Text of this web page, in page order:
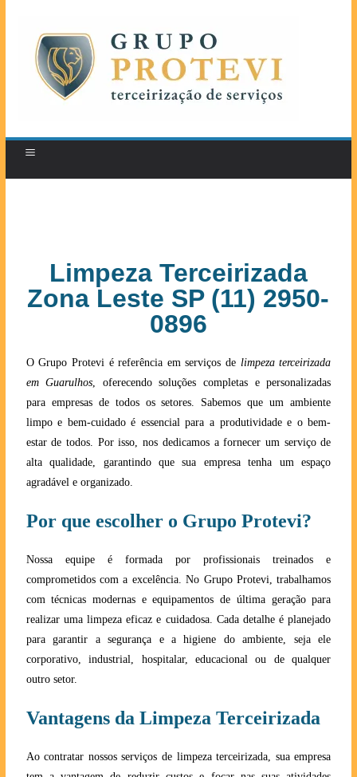
Limpeza Terceirizada
Zona Leste SP (11) 2950-
0896
O Grupo Protevi é referência em serviços de limpeza terceirizada
em Guarulhos, oferecendo soluções completas e personalizadas
para empresas de todos os setores. Sabemos que um ambiente
limpo e bem-cuidado é essencial para a produtividade e o bem-
estar de todos. Por isso, nos dedicamos a fornecer um serviço de
alta qualidade, garantindo que sua empresa tenha um espaço
agradável e organizado.
Por que escolher o Grupo Protevi?
Nossa equipe é formada por profissionais treinados e
comprometidos com a excelência. No Grupo Protevi, trabalhamos
com técnicas modernas e equipamentos de última geração para
realizar uma limpeza eficaz e cuidadosa. Cada detalhe é planejado
para garantir a segurança e a higiene do ambiente, seja ele
corporativo, industrial, hospitalar, educacional ou de qualquer
outro setor.
Vantagens da Limpeza Terceirizada
Ao contratar nossos serviços de limpeza terceirizada, sua empresa